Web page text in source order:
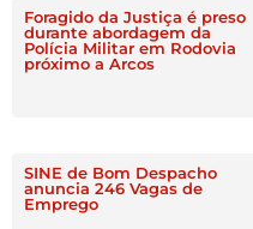
Foragido da Justiça é preso
durante abordagem da
Polícia Militar em Rodovia
próximo a Arcos
SINE de Bom Despacho
anuncia 246 Vagas de
Emprego